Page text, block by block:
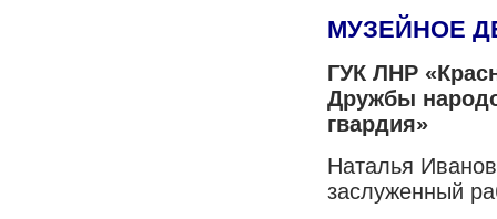
МУЗЕЙНОЕ
ГУК ЛНР
Дружбы
гвардия»
Наталья
заслуженный